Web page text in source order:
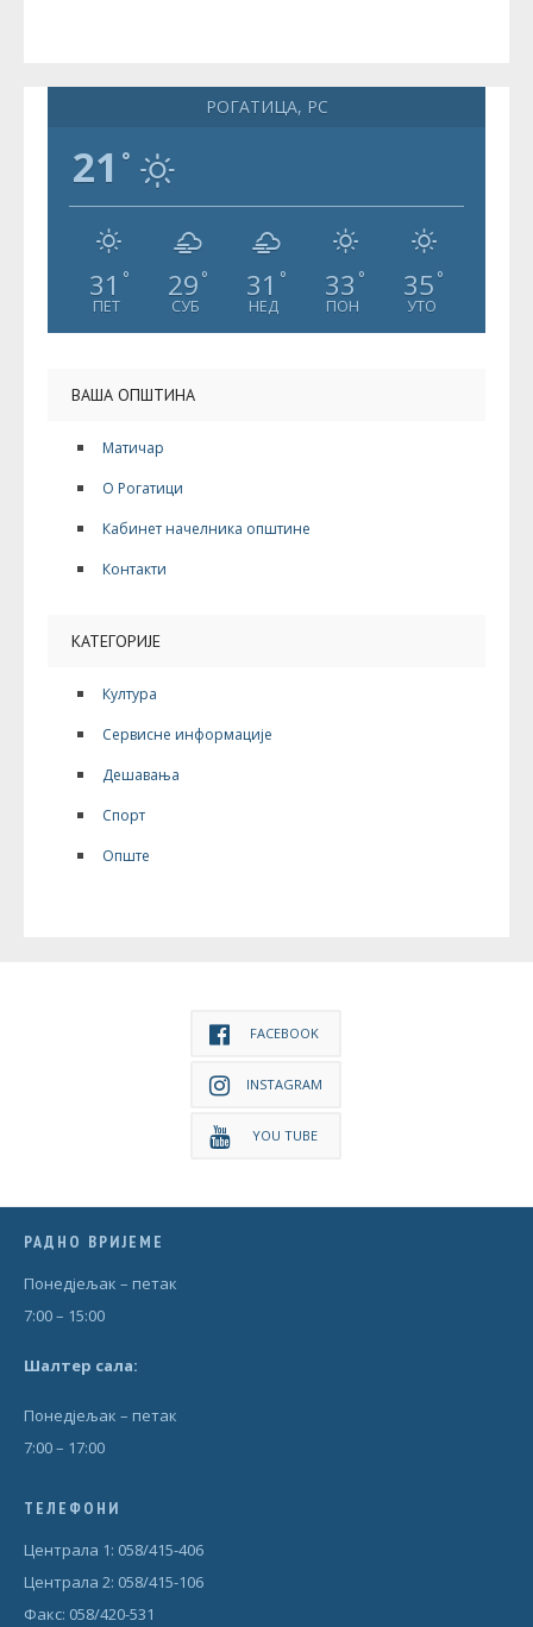
РОГАТИЦА, РС
21 °
31 °
ПЕТ
29 °
СУБ
31 °
НЕД
33 °
ПОН
35 °
УТО
ВАША ОПШТИНА
Матичар
О Рогатици
Кабинет начелника општине
Контакти
КАТЕГОРИЈЕ
Култура
Сервисне информације
Дешавања
Спорт
Опште
FACEBOOK
INSTAGRAM
YOU TUBE
РАДНО ВРИЈЕМЕ
Понедjељак – петак
7:00 – 15:00
Шалтер сала:
Понедjељак – петак
7:00 – 17:00
ТЕЛЕФОНИ
Централа 1: 058/415-406
Централа 2: 058/415-106
Факс: 058/420-531